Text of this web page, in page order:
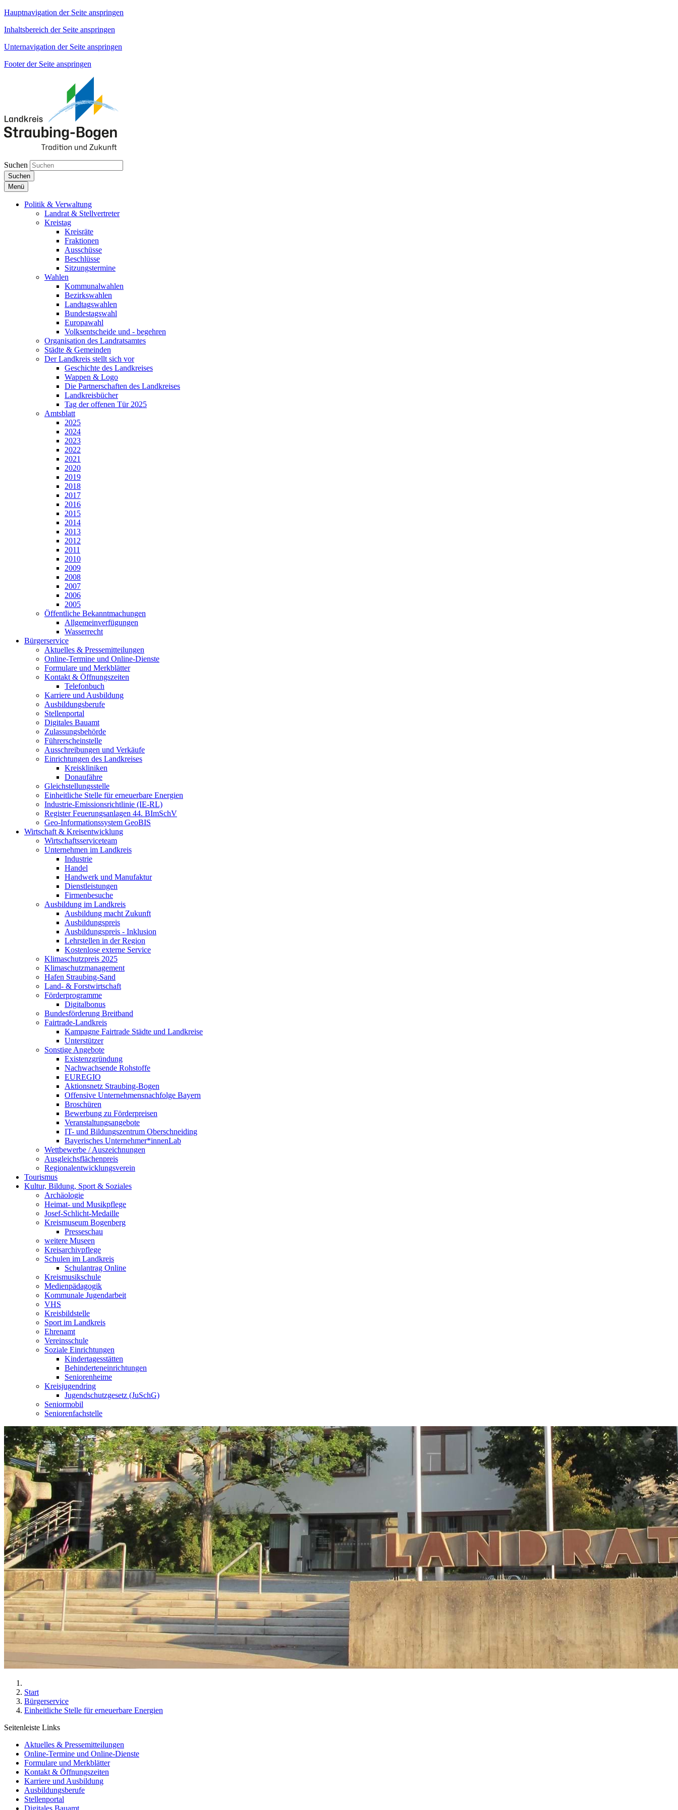
Hauptnavigation der Seite anspringen
Inhaltsbereich der Seite anspringen
Unternavigation der Seite anspringen
Footer der Seite anspringen
Suchen
Suchen
Menü
Politik & Verwaltung
Landrat & Stellvertreter
Kreistag
Kreisräte
Fraktionen
Ausschüsse
Beschlüsse
Sitzungstermine
Wahlen
Kommunalwahlen
Bezirkswahlen
Landtagswahlen
Bundestagswahl
Europawahl
Volksentscheide und - begehren
Organisation des Landratsamtes
Städte & Gemeinden
Der Landkreis stellt sich vor
Geschichte des Landkreises
Wappen & Logo
Die Partnerschaften des Landkreises
Landkreisbücher
Tag der offenen Tür 2025
Amtsblatt
2025
2024
2023
2022
2021
2020
2019
2018
2017
2016
2015
2014
2013
2012
2011
2010
2009
2008
2007
2006
2005
Öffentliche Bekanntmachungen
Allgemeinverfügungen
Wasserrecht
Bürgerservice
Aktuelles & Pressemitteilungen
Online-Termine und Online-Dienste
Formulare und Merkblätter
Kontakt & Öffnungszeiten
Telefonbuch
Karriere und Ausbildung
Ausbildungsberufe
Stellenportal
Digitales Bauamt
Zulassungsbehörde
Führerscheinstelle
Ausschreibungen und Verkäufe
Einrichtungen des Landkreises
Kreiskliniken
Donaufähre
Gleichstellungsstelle
Einheitliche Stelle für erneuerbare Energien
Industrie-Emissionsrichtlinie (IE-RL)
Register Feuerungsanlagen 44. BImSchV
Geo-Informationssystem GeoBIS
Wirtschaft & Kreisentwicklung
Wirtschaftsserviceteam
Unternehmen im Landkreis
Industrie
Handel
Handwerk und Manufaktur
Dienstleistungen
Firmenbesuche
Ausbildung im Landkreis
Ausbildung macht Zukunft
Ausbildungspreis
Ausbildungspreis - Inklusion
Lehrstellen in der Region
Kostenlose externe Service
Klimaschutzpreis 2025
Klimaschutzmanagement
Hafen Straubing-Sand
Land- & Forstwirtschaft
Förderprogramme
Digitalbonus
Bundesförderung Breitband
Fairtrade-Landkreis
Kampagne Fairtrade Städte und Landkreise
Unterstützer
Sonstige Angebote
Existenzgründung
Nachwachsende Rohstoffe
EUREGIO
Aktionsnetz Straubing-Bogen
Offensive Unternehmensnachfolge Bayern
Broschüren
Bewerbung zu Förderpreisen
Veranstaltungsangebote
IT- und Bildungszentrum Oberschneiding
Bayerisches Unternehmer*innenLab
Wettbewerbe / Auszeichnungen
Ausgleichsflächenpreis
Regionalentwicklungsverein
Tourismus
Kultur, Bildung, Sport & Soziales
Archäologie
Heimat- und Musikpflege
Josef-Schlicht-Medaille
Kreismuseum Bogenberg
Presseschau
weitere Museen
Kreisarchivpflege
Schulen im Landkreis
Schulantrag Online
Kreismusikschule
Medienpädagogik
Kommunale Jugendarbeit
VHS
Kreisbildstelle
Sport im Landkreis
Ehrenamt
Vereinsschule
Soziale Einrichtungen
Kindertagesstätten
Behinderteneinrichtungen
Seniorenheime
Kreisjugendring
Jugendschutzgesetz (JuSchG)
Seniormobil
Seniorenfachstelle
Start
Bürgerservice
Einheitliche Stelle für erneuerbare Energien
Seitenleiste Links
Aktuelles & Pressemitteilungen
Online-Termine und Online-Dienste
Formulare und Merkblätter
Kontakt & Öffnungszeiten
Karriere und Ausbildung
Ausbildungsberufe
Stellenportal
Digitales Bauamt